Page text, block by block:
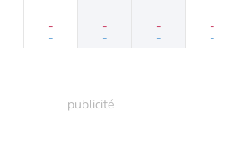
-
-
-
-
-
-
-
-